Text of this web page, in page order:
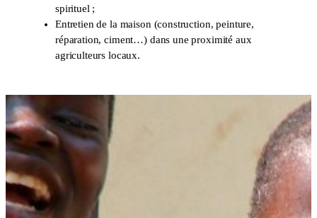
spirituel ;
Entretien de la maison (construction, peinture,
réparation, ciment…) dans une proximité aux
agriculteurs locaux.